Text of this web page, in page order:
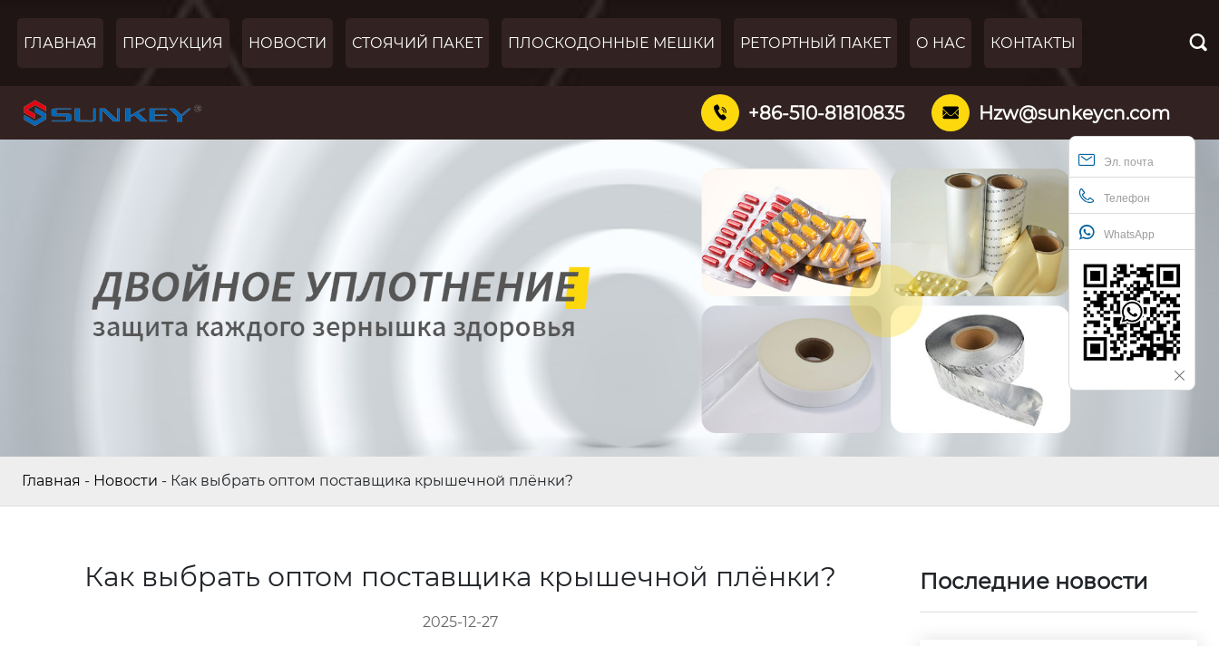
ГЛАВНАЯ ПРОДУКЦИЯ НОВОСТИ СТОЯЧИЙ ПАКЕТ ПЛОСКОДОННЫЕ МЕШКИ РЕТОРТНЫЙ ПАКЕТ О НАС КОНТАКТЫ 
 +86-510-81810835  Hzw@sunkeycn.com
Эл. почта
Телефон
WhatsApp
Главная - Новости - Как выбрать оптом поставщика крышечной плёнки?
Как выбрать оптом поставщика крышечной плёнки?
2025-12-27
Последние новости